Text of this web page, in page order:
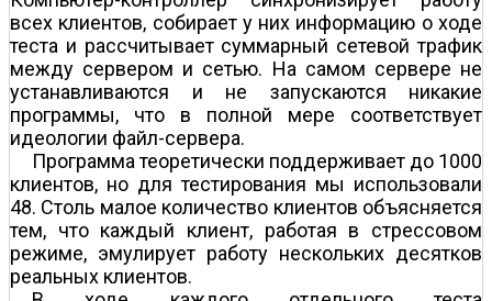
всех клиентов, собирает у них информацию о ходе
теста и рассчитывает суммарный сетевой трафик
между сервером и сетью. На самом сервере не
устанавливаются и не запускаются никакие
программы, что в полной мере соответствует
идеологии файл-сервера.
Программа теоретически поддерживает до 1000
клиентов, но для тестирования мы использовали
48. Столь малое количество клиентов объясняется
тем, что каждый клиент, работая в стрессовом
режиме, эмулирует работу нескольких десятков
реальных клиентов.